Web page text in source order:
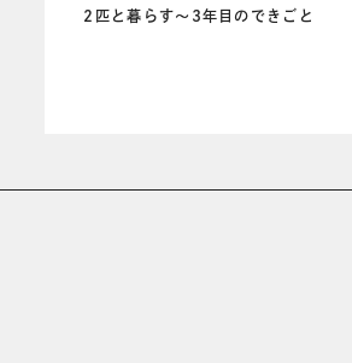
2匹と暮らす〜3年目のできごと